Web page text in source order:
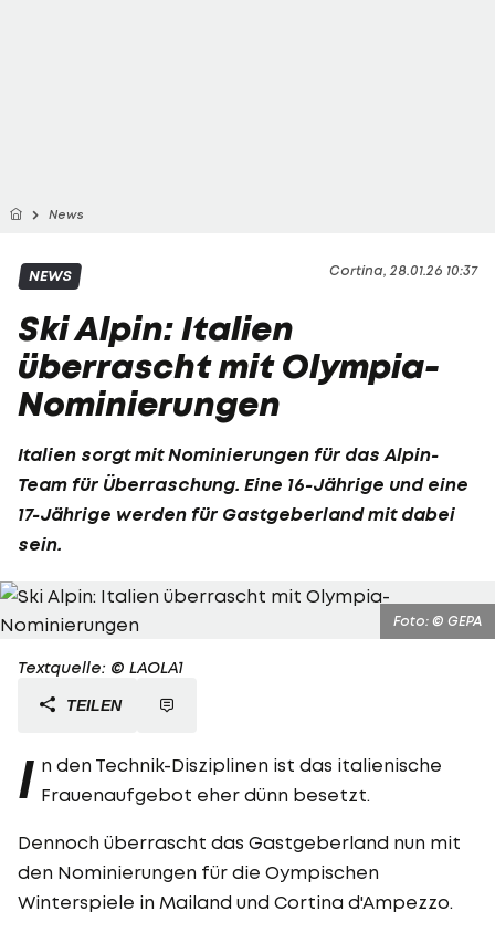
News
Cortina, 28.01.26 10:37
NEWS
Ski Alpin: Italien
überrascht mit Olympia-
Nominierungen
Italien sorgt mit Nominierungen für das Alpin-
Team für Überraschung. Eine 16-Jährige und eine
17-Jährige werden für Gastgeberland mit dabei
sein.
Foto: © GEPA
Textquelle: © LAOLA1
TEILEN
I n den Technik-Disziplinen ist das italienische
Frauenaufgebot eher dünn besetzt.
Dennoch überrascht das Gastgeberland nun mit
den Nominierungen für die Oympischen
Winterspiele in Mailand und Cortina d'Ampezzo.